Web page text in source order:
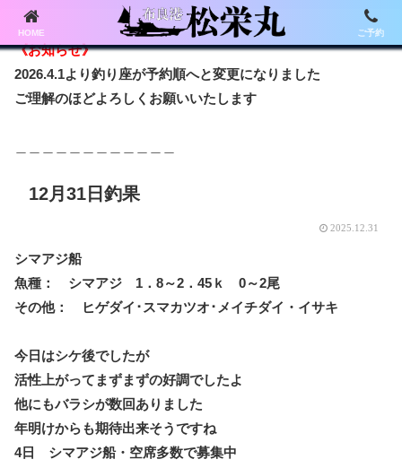
《お知らせ》
2026.4.1より釣り座が予約順へと変更になりました
ご理解のほどよろしくお願いいたします
12月31日釣果
2025.12.31
シマアジ船
魚種： シマアジ 1．8～2．45ｋ 0～2尾
その他： ヒゲダイ･スマカツオ･メイチダイ・イサキ
今日はシケ後でしたが
活性上がってまずまずの好調でしたよ
他にもバラシが数回ありました
年明けからも期待出来そうですね
4日 シマアジ船・空席多数で募集中
HOME ご予約